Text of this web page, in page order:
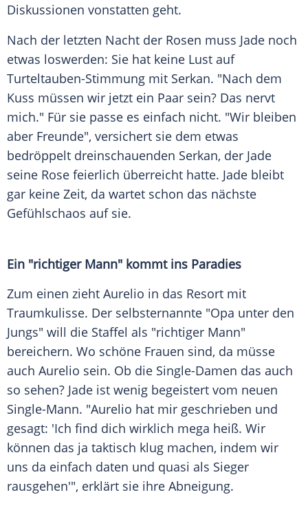
Diskussionen vonstatten geht.
Nach der letzten Nacht der Rosen muss Jade noch
etwas loswerden: Sie hat keine Lust auf
Turteltauben-Stimmung mit Serkan. "Nach dem
Kuss müssen wir jetzt ein Paar sein? Das nervt
mich." Für sie passe es einfach nicht. "Wir bleiben
aber Freunde", versichert sie dem etwas
bedröppelt dreinschauenden Serkan, der Jade
seine Rose feierlich überreicht hatte. Jade bleibt
gar keine Zeit, da wartet schon das nächste
Gefühlschaos auf sie.
Ein "richtiger Mann" kommt ins Paradies
Zum einen zieht Aurelio in das Resort mit
Traumkulisse. Der selbsternannte "Opa unter den
Jungs" will die Staffel als "richtiger Mann"
bereichern. Wo schöne Frauen sind, da müsse
auch Aurelio sein. Ob die Single-Damen das auch
so sehen? Jade ist wenig begeistert vom neuen
Single-Mann. "Aurelio hat mir geschrieben und
gesagt: 'Ich find dich wirklich mega heiß. Wir
können das ja taktisch klug machen, indem wir
uns da einfach daten und quasi als Sieger
rausgehen'", erklärt sie ihre Abneigung.